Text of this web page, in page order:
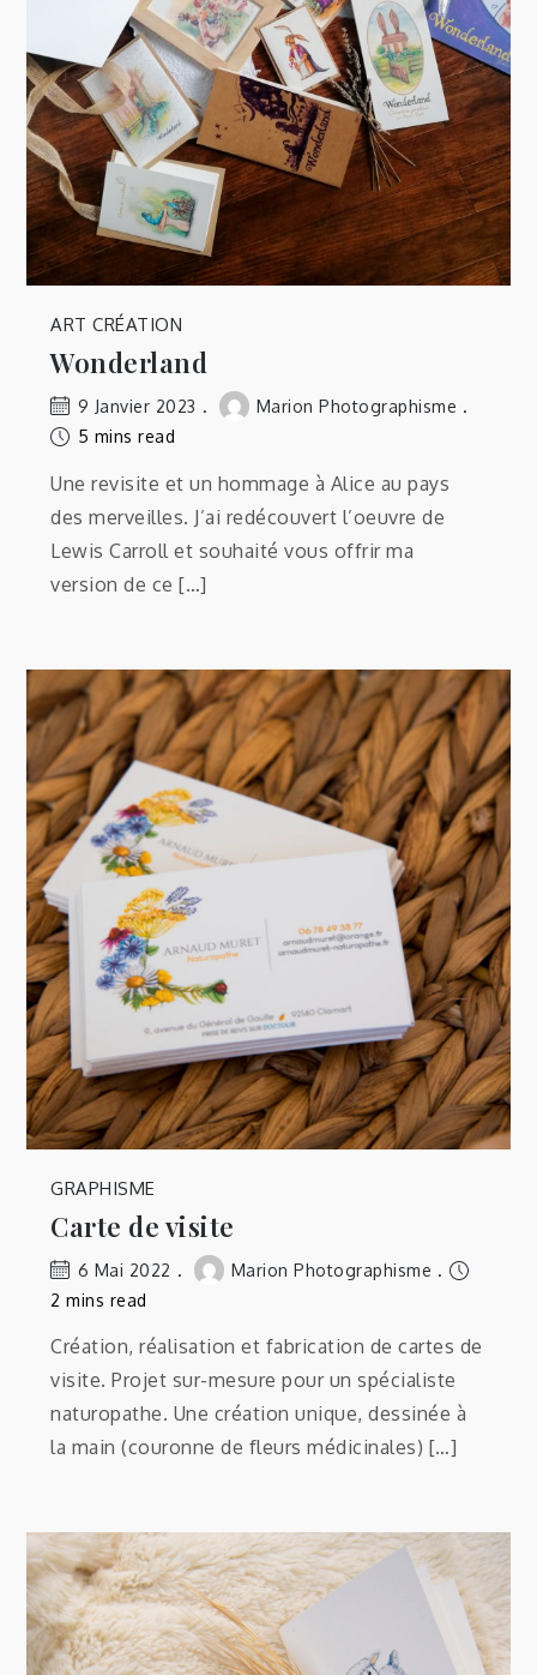
ART CRÉATION
Wonderland
9 Janvier 2023
Marion Photographisme
5 mins read
Une revisite et un hommage à Alice au pays
des merveilles. J’ai redécouvert l’oeuvre de
Lewis Carroll et souhaité vous offrir ma
version de ce […]
GRAPHISME
Carte de visite
6 Mai 2022
Marion Photographisme
2 mins read
Création, réalisation et fabrication de cartes de
visite. Projet sur-mesure pour un spécialiste
naturopathe. Une création unique, dessinée à
la main (couronne de fleurs médicinales) […]